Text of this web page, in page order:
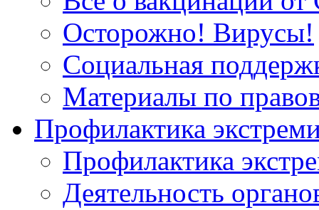
Осторожно! Вирусы!
Социальная
Материалы по
Профилактика
Профилактика
Деятельность